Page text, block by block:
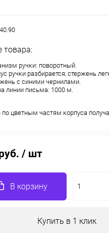
товара:
ручки: поворотный.
ручки разбирается, стержень
с синими чернилами.
линии письма: 1000 м.
по цветным частям корпуса
/ шт
В корзину
Купить в 1 клик